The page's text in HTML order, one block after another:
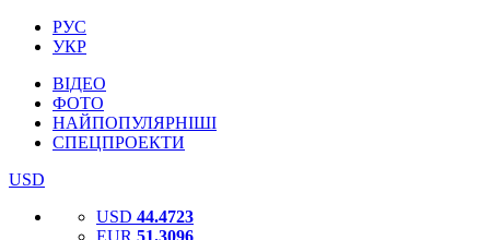
РУС
УКР
ВІДЕО
ФОТО
НАЙПОПУЛЯРНІШІ
СПЕЦПРОЕКТИ
USD
USD 44.4723
EUR 51.3096